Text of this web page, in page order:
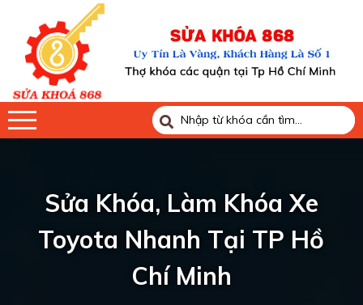
Sửa Khóa, Làm Khóa Xe
Toyota Nhanh Tại TP Hồ
Chí Minh